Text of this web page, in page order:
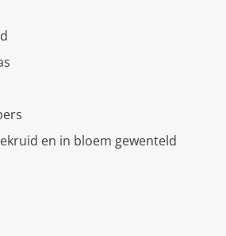
en in bloem gewenteld